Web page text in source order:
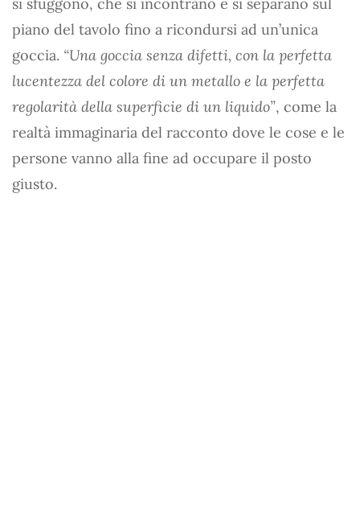
piano del tavolo fino a ricondursi ad un’unica
goccia. “Una goccia senza difetti, con la perfetta
lucentezza del colore di un metallo e la perfetta
regolarità della superficie di un liquido”, come la
realtà immaginaria del racconto dove le cose e le
persone vanno alla fine ad occupare il posto
giusto.